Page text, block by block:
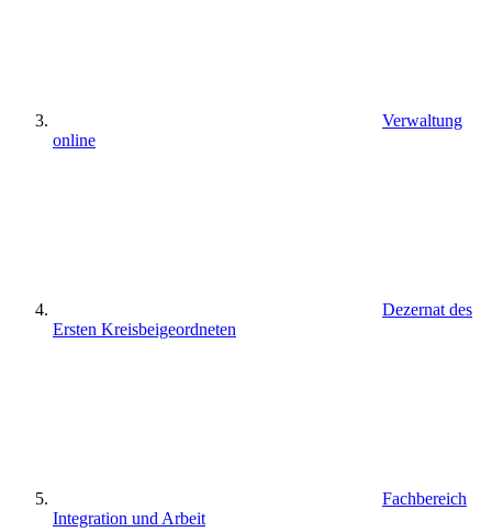
Verwaltung
online
Dezernat des
Ersten Kreisbeigeordneten
Fachbereich
Integration und Arbeit